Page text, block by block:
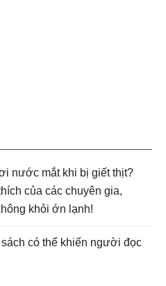
nước mắt khi bị giết thịt?
của các chuyên gia,
khỏi ớn lạnh!
có thể khiến người đọc